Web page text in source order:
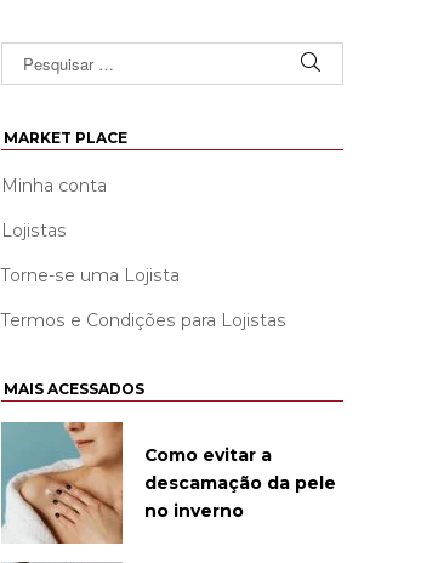
MARKET PLACE
Minha conta
Lojistas
Torne-se uma Lojista
Termos e Condições para Lojistas
MAIS ACESSADOS
Como evitar a
descamação da pele
no inverno